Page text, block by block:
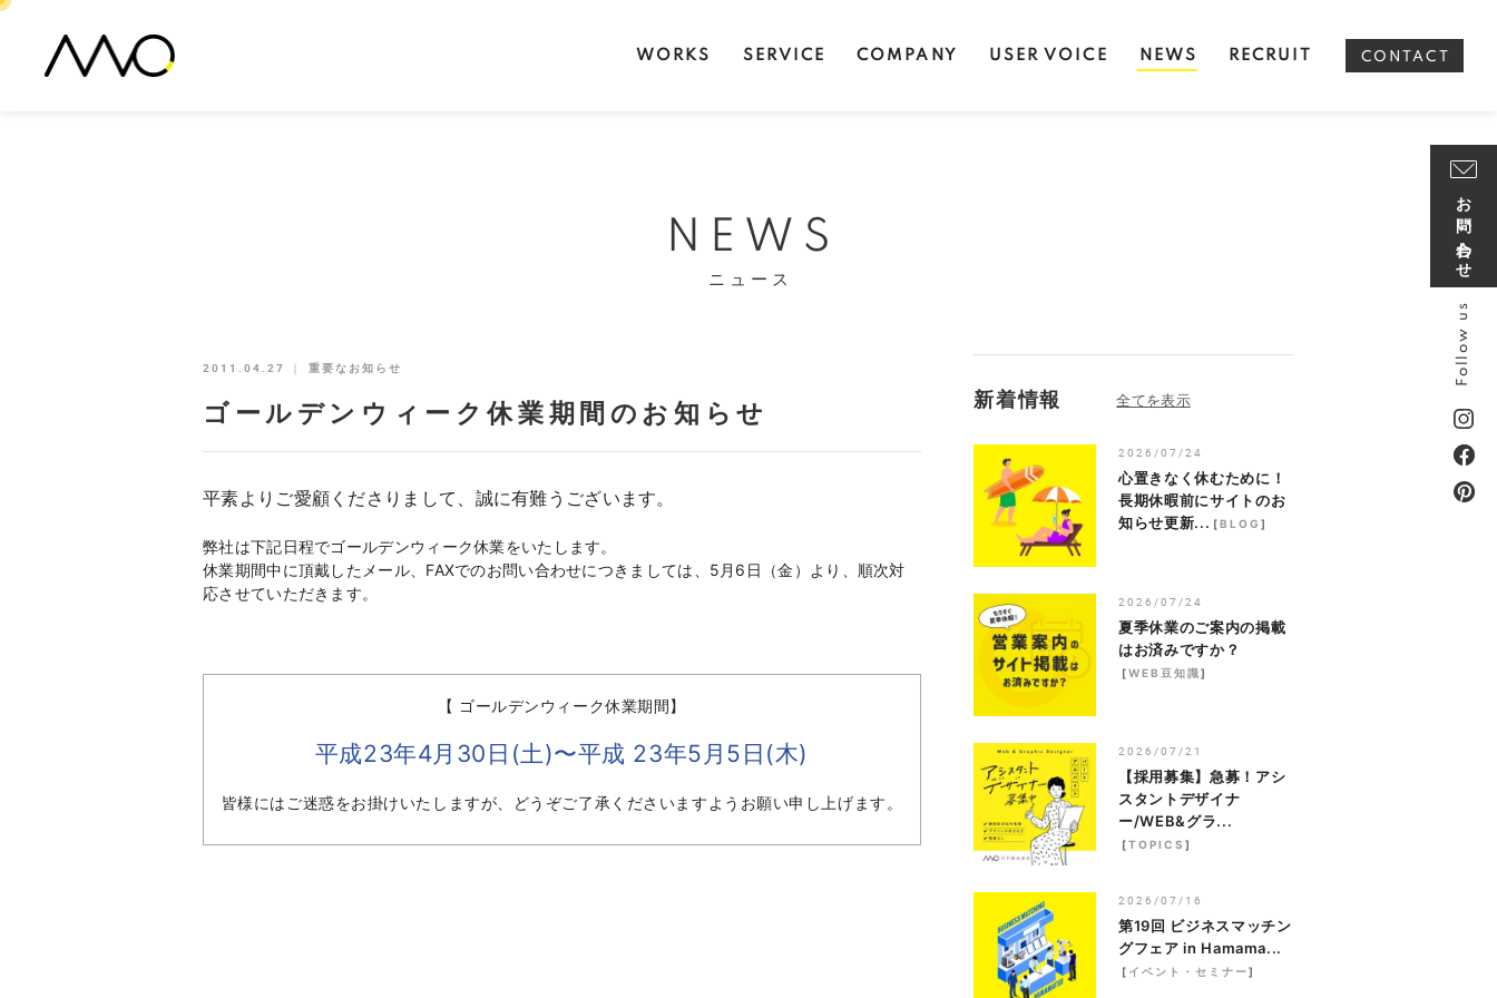
WORKS SERVICE COMPANY USER VOICE NEWS RECRUIT CONTACT
NEWS
ニュース
2011.04.27 ｜ 重要なお知らせ
ゴールデンウィーク休業期間のお知らせ
平素よりご愛顧くださりまして、誠に有難うございます。
弊社は下記日程でゴールデンウィーク休業をいたします。
休業期間中に頂戴したメール、FAXでのお問い合わせにつきましては、5月6日（金）より、順次対
応させていただきます。
【 ゴールデンウィーク休業期間】
平成23年4月30日(土)〜平成 23年5月5日(木)
皆様にはご迷惑をお掛けいたしますが、どうぞご了承くださいますようお願い申し上げます。
新着情報
2026/07/24
心置きなく休むために！
長期休暇前にサイトのお
知らせ更新... [BLOG]
2026/07/24
夏季休業のご案内の掲載
はお済みですか？
[WEB豆知識]
2026/07/21
【採用募集】急募！アシ
スタントデザイナ
ー/WEB&グラ...
[TOPICS ]
2026/07/16
第19回 ビジネスマッチン
グフェア in Hamama...
[ イベント・セミナー]
お問い合わせ
Follow us